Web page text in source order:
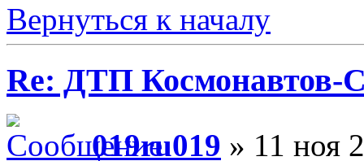
Вернуться к началу
Re: ДТП Космонавтов-
019ru019 » 11 ноя